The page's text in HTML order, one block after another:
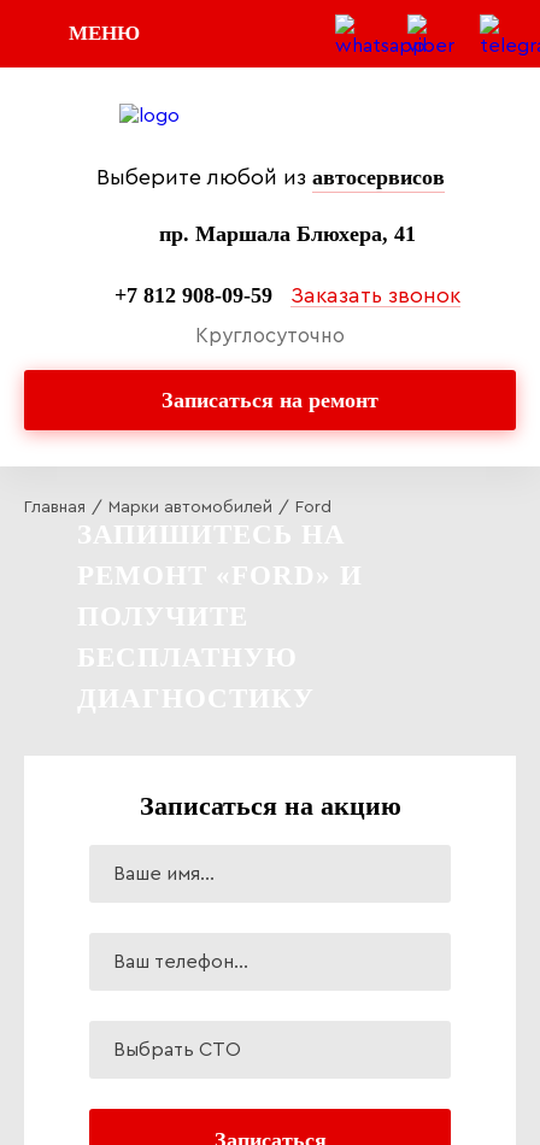
МЕНЮ
Выберите любой из автосервисов
пр. Маршала Блюхера, 41
+7 812 908-09-59 Заказать звонок
Круглосуточно
Записаться на ремонт
Главная / Марки автомобилей / Ford
Записаться на акцию